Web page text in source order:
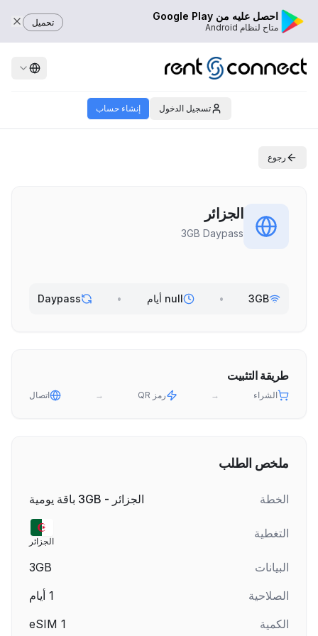
احصل عليه من Google Play
متاح لنظام Android تحميل
تسجيل الدخول إنشاء حساب
رجوع
الجزائر
3GB Daypass
3GB
• null أيام •
Daypass
طريقة التثبيت
الشراء → رمز QR → اتصال
ملخص الطلب
الخطة الجزائر - 3GB باقة يومية
التغطية
الجزائر
البيانات
3GB
الصلاحية
1 أيام
الكمية
1